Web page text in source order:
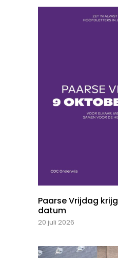
Paarse Vrijdag
datum
20 juli 2026